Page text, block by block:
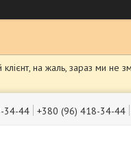
на жаль, зараз ми не
34-44 +380 (96) 418-34-44